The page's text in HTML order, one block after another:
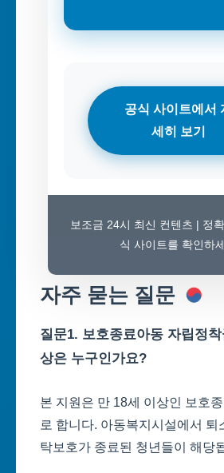
공식 사이트에서
세히 보기
보조금 24시 최신 컨텐츠 | 정
식 사이트를 확인하
자주 묻는 질문
질문1. 보호종료아동 자립정
상은 누구인가요?
본 지원은 만 18세 이상인 보호
로 합니다. 아동복지시설에서 퇴
탁보호가 종료된 청년들이 해당